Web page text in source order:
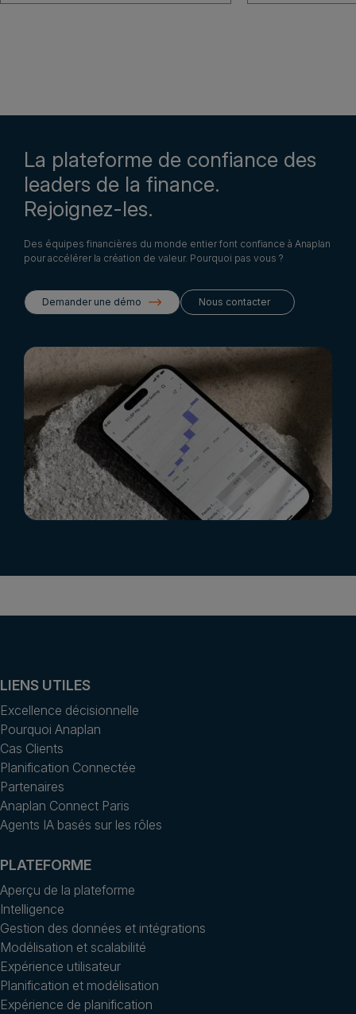
La plateforme de confiance des
leaders de la finance.
Rejoignez-les.
Des équipes financières du monde entier font confiance à Anaplan
pour accélérer la création de valeur. Pourquoi pas vous ?
Demander une démo Nous contacter
LIENS UTILES
Excellence décisionnelle
Pourquoi Anaplan
Cas Clients
Planification Connectée
Partenaires
Anaplan Connect Paris
Agents IA basés sur les rôles
PLATEFORME
Aperçu de la plateforme
Intelligence
Gestion des données et intégrations
Modélisation et scalabilité
Expérience utilisateur
Planification et modélisation
Expérience de planification